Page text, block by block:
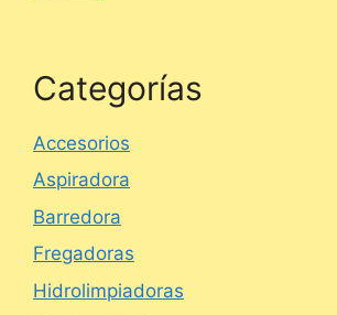
Categorías
Accesorios
Aspiradora
Barredora
Fregadoras
Hidrolimpiadoras